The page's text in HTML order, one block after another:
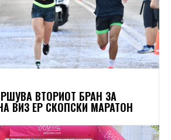
ВТОРИОТ БРАН ЗА
ВИЗ ЕР СКОПСКИ МАРАТОН